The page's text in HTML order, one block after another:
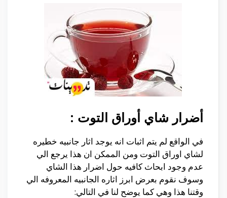
أضرار شاي أوراق التوت :
في الواقع لم يتم اثبات انه يوجد اثار جانبيه خطيره
لشاي اوراق التوت ومن الممكن ان هذا يرجع الي
عدم وجود ابحاث كافيه حول اضرار هذا الشاي
وسوف نقوم بعرض ابرز اثاره الجانبيه المعروفه الي
وقتنا هذا وهي كما يوضح لنا في التالي: